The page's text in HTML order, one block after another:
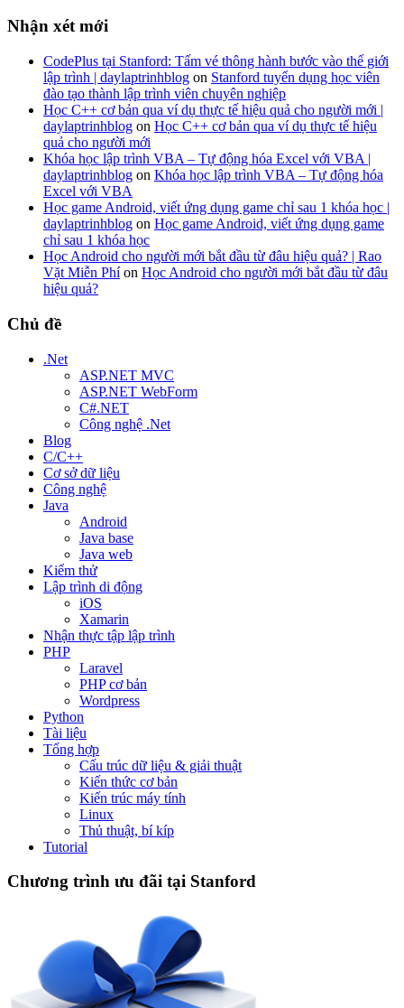
Nhận xét mới
CodePlus tại Stanford: Tấm vé thông hành bước vào thế giới
lập trình | daylaptrinhblog on Stanford tuyển dụng học viên
đào tạo thành lập trình viên chuyên nghiệp
Học C++ cơ bản qua ví dụ thực tế hiệu quả cho người mới |
daylaptrinhblog on Học C++ cơ bản qua ví dụ thực tế hiệu
quả cho người mới
Khóa học lập trình VBA – Tự động hóa Excel với VBA |
daylaptrinhblog on Khóa học lập trình VBA – Tự động hóa
Excel với VBA
Học game Android, viết ứng dụng game chỉ sau 1 khóa học |
daylaptrinhblog on Học game Android, viết ứng dụng game
chỉ sau 1 khóa học
Học Android cho người mới bắt đầu từ đâu hiệu quả? | Rao
Vặt Miễn Phíon Học Android cho người mới bắt đầu từ đâu
hiệu quả?
Chủ đề
.Net
ASP.NET MVC
ASP.NET WebForm
C#.NET
Công nghệ .Net
Blog
C/C++
Cơ sở dữ liệu
Công nghệ
Java
Android
Java base
Java web
Kiểm thử
Lập trình di động
iOS
Xamarin
Nhận thực tập lập trình
PHP
Laravel
PHP cơ bản
Wordpress
Python
Tài liệu
Tổng hợp
Cấu trúc dữ liệu & giải thuật
Kiến thức cơ bản
Kiến trúc máy tính
Linux
Thủ thuật, bí kíp
Tutorial
Chương trình ưu đãi tại Stanford